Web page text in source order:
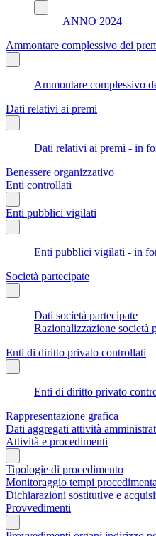
ANNO 2024
Ammontare complessivo dei
Ammontare complessivo
Dati relativi ai premi
Dati relativi ai premi - in
Benessere organizzativo
Enti controllati
Enti pubblici vigilati
Enti pubblici vigilati - in
Società partecipate
Dati società partecipate
Razionalizzazione società
Enti di diritto privato controllati
Enti di diritto privato
Rappresentazione grafica
Dati aggregati attività
Attività e procedimenti
Tipologie di procedimento
Monitoraggio tempi
Dichiarazioni sostitutive e
Provvedimenti